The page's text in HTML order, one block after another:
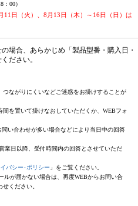
00）
日（火）、8月13日（木）～16日（日）は
場合、あらかじめ「製品型番・購入日・
ださい。
ながりにくいなどご迷惑をお掛けすることが
を置いて掛けなおしていただくか、WEBフォ
い合わせが多い場合などにより当日中の回答
業日以降、受付時間内の回答とさせていただ
バシー･ポリシー 」をご覧ください。
が届かない場合は、再度WEBからお問い合
ください。